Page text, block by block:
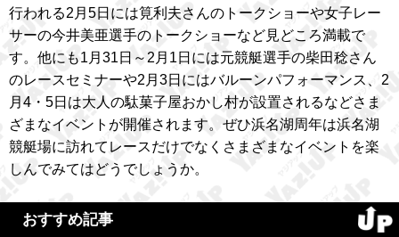
行われる2月5日には筧利夫さんのトークショーや女子レー
サーの今井美亜選手のトークショーなど見どころ満載で
す。他にも1月31日～2月1日には元競艇選手の柴田稔さん
のレースセミナーや2月3日にはバルーンパフォーマンス、2
月4・5日は大人の駄菓子屋おかし村が設置されるなどさま
ざまなイベントが開催されます。ぜひ浜名湖周年は浜名湖
競艇場に訪れてレースだけでなくさまざまなイベントを楽
しんでみてはどうでしょうか。
おすすめ記事